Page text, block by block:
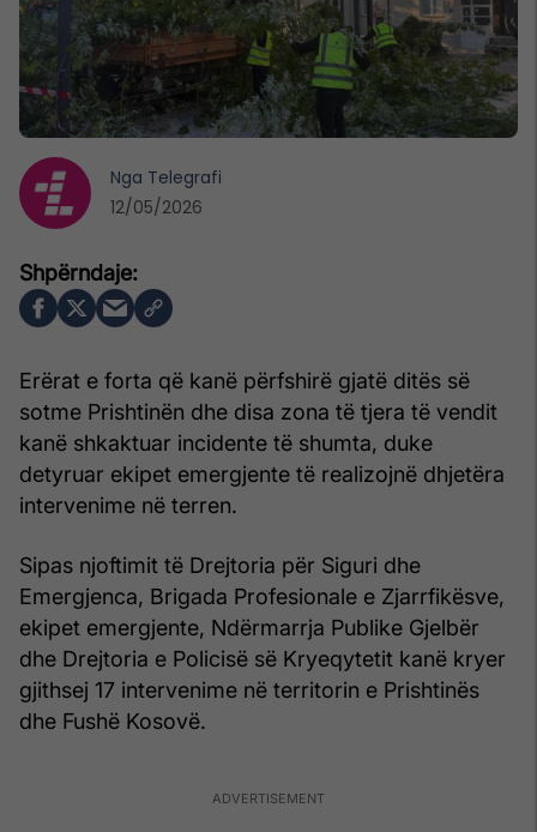
Erërat e forta që kanë përfshirë gjatë ditës së
sotme Prishtinën dhe disa zona të tjera të vendit
kanë shkaktuar incidente të shumta, duke
detyruar ekipet emergjente të realizojnë dhjetëra
intervenime në terren.
Sipas njoftimit të Drejtoria për Siguri dhe
Emergjenca, Brigada Profesionale e Zjarrfikësve,
ekipet emergjente, Ndërmarrja Publike Gjelbër
dhe Drejtoria e Policisë së Kryeqytetit kanë kryer
gjithsej 17 intervenime në territorin e Prishtinës
dhe Fushë Kosovë.
Nga Telegrafi
12/05/2026